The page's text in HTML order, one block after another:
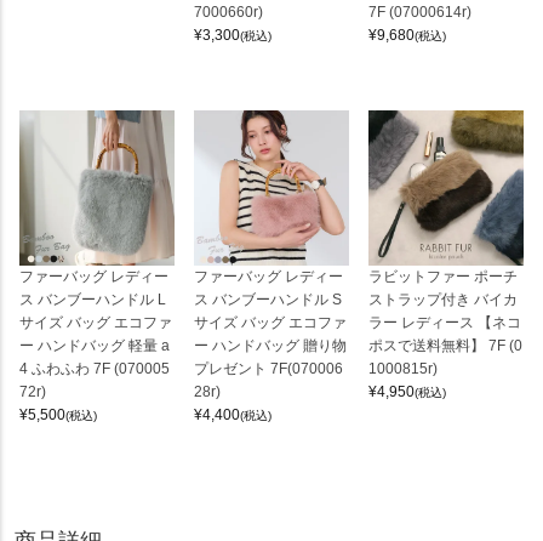
7000660r)
¥3,300(税込)
7F (07000614r)
¥9,680(税込)
ファーバッグ レディー
ス バンブーハンドル L
サイズ バッグ エコファ
ー ハンドバッグ 軽量 a
4 ふわふわ 7F (070005
72r)
¥5,500(税込)
ファーバッグ レディー
ス バンブーハンドル S
サイズ バッグ エコファ
ー ハンドバッグ 贈り物
プレゼント 7F(070006
28r)
¥4,400(税込)
ラビットファー ポーチ
ストラップ付き バイカ
ラー レディース 【ネコ
ポスで送料無料】 7F (0
1000815r)
¥4,950(税込)